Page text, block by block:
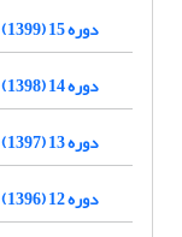
دوره 15 (1399)
دوره 14 (1398)
دوره 13 (1397)
دوره 12 (1396)